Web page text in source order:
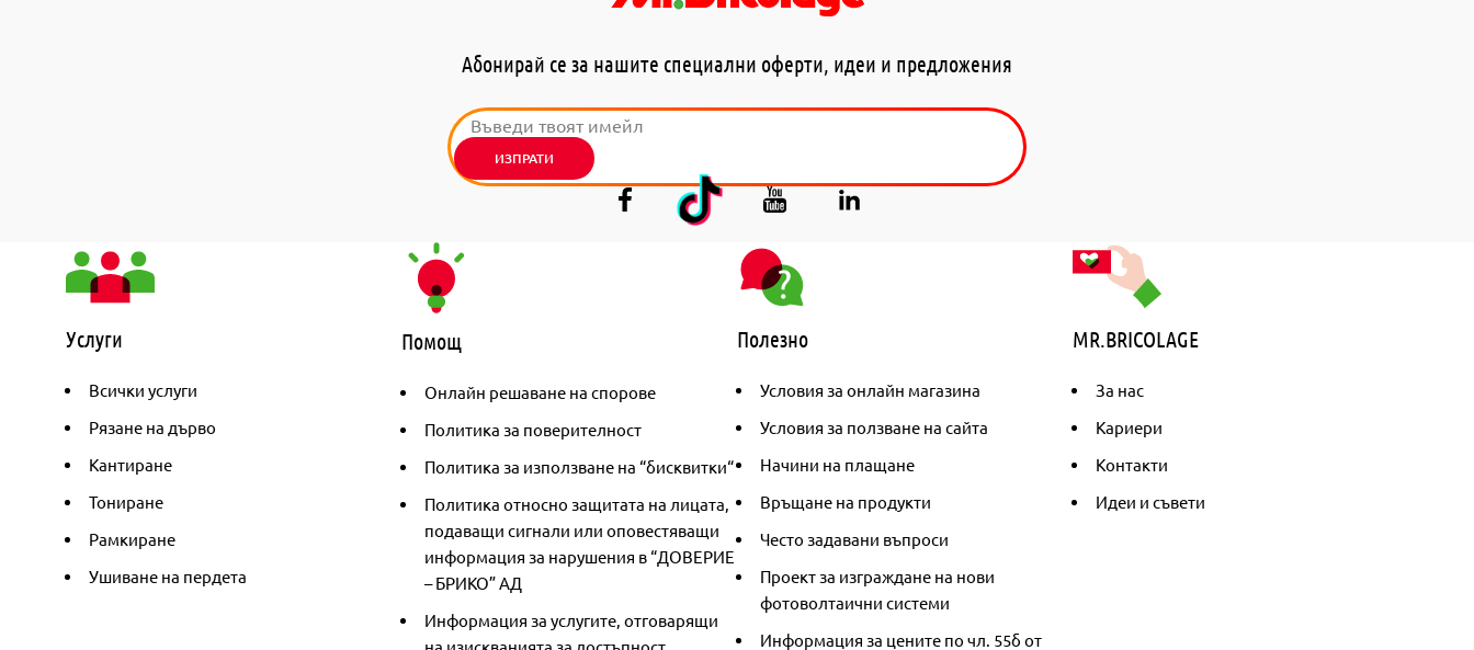
Абонирай се за нашите специални оферти, идеи и предложения
ИЗПРАТИ
Услуги
Всички услуги
Рязане на дърво
Кантиране
Тониране
Рамкиране
Ушиване на пердета
Помощ
Онлайн решаване на спорове
Политика за поверителност
Политика за използване на “бисквитки“
Политика относно защитата на лицата,
подаващи сигнали или оповестяващи
информация за нарушения в “ДОВЕРИЕ
– БРИКО” АД
Информация за услугите, отговарящи
Полезно
Условия за онлайн магазина
Условия за ползване на сайта
Начини на плащане
Връщане на продукти
Често задавани въпроси
Проект за изграждане на нови
фотоволтаични системи
Информация за цените по чл. 55б от
MR.BRICOLAGE
За нас
Кариери
Контакти
Идеи и съвети